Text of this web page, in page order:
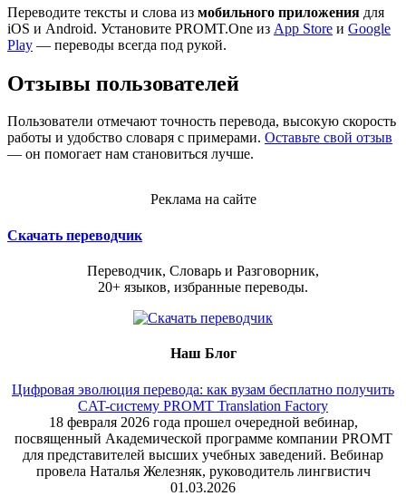
Переводите тексты и слова из мобильного приложения для
iOS и Android. Установите PROMT.One из App Store и Google
Play — переводы всегда под рукой.
Отзывы пользователей
Пользователи отмечают точность перевода, высокую скорость
работы и удобство словаря с примерами. Оставьте свой отзыв
— он помогает нам становиться лучше.
Реклама на сайте
Скачать переводчик
Переводчик, Словарь и Разговорник,
20+ языков, избранные переводы.
Наш Блог
Цифровая эволюция перевода: как вузам бесплатно получить
CAT-систему PROMT Translation Factory
18 февраля 2026 года прошел очередной вебинар,
посвященный Академической программе компании PROMT
для представителей высших учебных заведений. Вебинар
провела Наталья Железняк, руководитель лингвистич
01.03.2026